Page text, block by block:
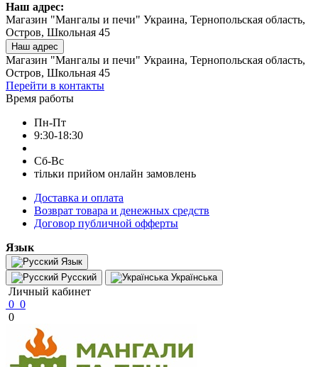
Наш адрес:
Магазин "Мангалы и печи" Украина, Тернопольская область,
Остров, Школьная 45
Наш адрес
Магазин "Мангалы и печи" Украина, Тернопольская область,
Остров, Школьная 45
Перейти в контакты
Время работы
Пн-Пт
9:30-18:30
Сб-Вс
тільки прийом онлайн замовлень
Доставка и оплата
Возврат товара и денежных средств
Договор публичной офферты
Язык
Язык
Русский
Українська
Личный кабинет
0 0
0